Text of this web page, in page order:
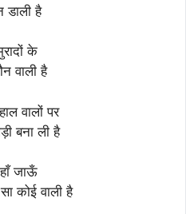
डाली है
के
वाली है
वालों पर
बना ली है
जाऊँ
कोई वाली है